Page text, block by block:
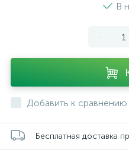
В
-
Добавить к сравнению
Бесплатная доставка